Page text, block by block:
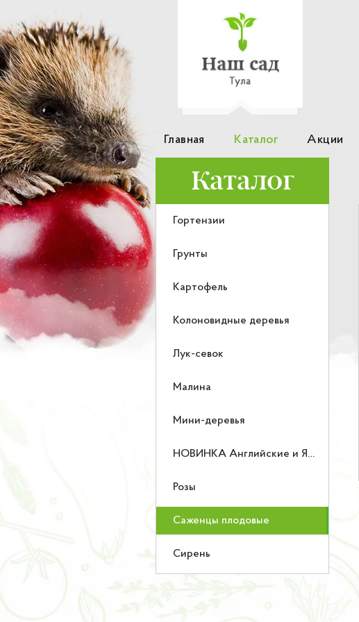
Главная Каталог Акции
Каталог
Гортензии
Грунты
Картофель
Колоновидные деревья
Лук-севок
Малина
Мини-деревья
НОВИНКА Английские и Японские розы
Розы
Саженцы плодовые
Сирень